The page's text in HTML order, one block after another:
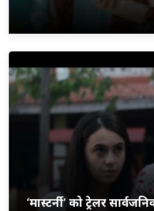
‘मास्टर्नी’ को ट्रेलर